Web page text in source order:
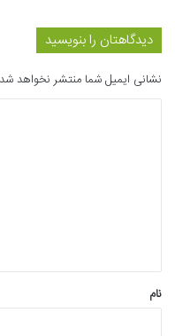
دیدگاهتان را بنویسید
نشانی ایمیل شما منتشر نخواهد
*
نام